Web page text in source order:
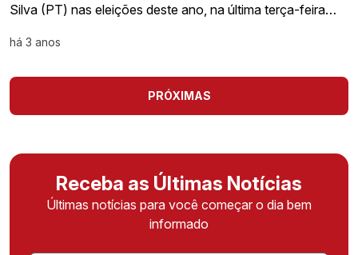
Silva (PT) nas eleições deste ano, na última terça-feira…
há 3 anos
PRÓXIMAS
Receba as Últimas Notícias
Últimas notícias para você começar o dia bem
informado